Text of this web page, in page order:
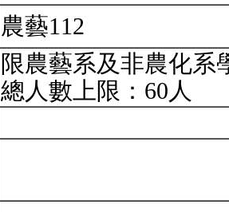
農藝112
限農藝系及非農化系
總人數上限：60人